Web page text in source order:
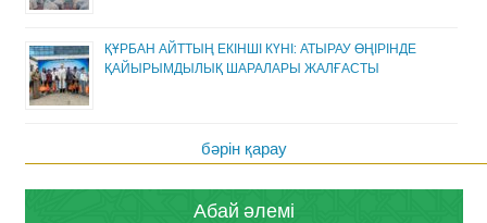
ҚҰРБАН АЙТТЫҢ ЕКІНШІ КҮНІ: АТЫРАУ ӨҢІРІНДЕ
ҚАЙЫРЫМДЫЛЫҚ ШАРАЛАРЫ ЖАЛҒАСТЫ
бәрін қарау
Абай әлемі